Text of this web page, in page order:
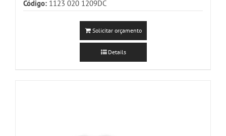
Código: 1123 020 1209DC
Solicitar orçamento
Details